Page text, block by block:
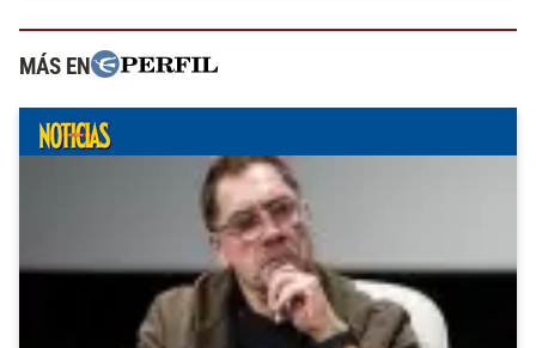
MÁS EN